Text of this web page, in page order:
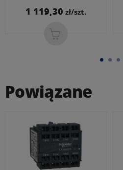
Cena
1 119,30 zł/szt.
Powiązane